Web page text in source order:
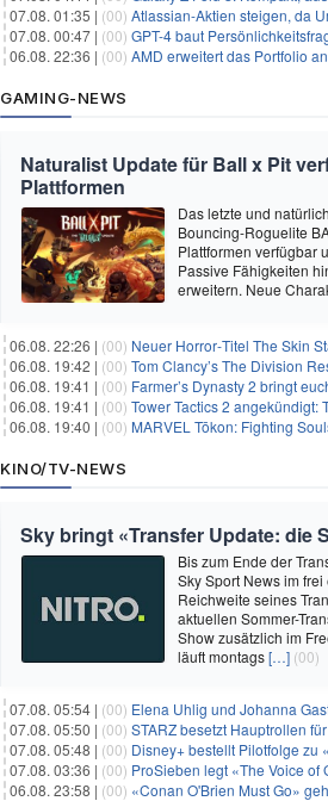
07.08. 01:35 | (00) Atlassian-Aktien steigen, da
07.08. 00:47 | (00) GPT-4 baut
06.08. 22:36 | (00) AMD erweitert das Portfolio
GAMING-NEWS
Naturalist Update für Ball x Pit
Plattformen
Das letzte und
Bouncing-Roguelite
Plattformen verfügbar
Passive Fähigkeiten
erweitern. Neue
06.08. 22:26 | (00) Neuer Horror‑Titel The Skin
06.08. 19:42 | (00) Tom Clancy’s The Division
06.08. 19:41 | (00) Farmer’s Dynasty 2 bringt
06.08. 19:41 | (00) Tower Tactics 2 angekündigt:
06.08. 19:40 | (00) MARVEL Tōkon: Fighting
KINO/TV-NEWS
Sky bringt «Transfer Update: die
Bis zum Ende der
Sky Sport News im
Reichweite seines
aktuellen Sommer-
Show zusätzlich im
läuft montags[…] (00)
07.08. 05:54 | (00) Elena Uhlig und Johanna
07.08. 05:50 | (00) STARZ besetzt Hauptrollen
07.08. 05:48 | (00) Disney+ bestellt Pilotfolge zu
07.08. 03:36 | (00) ProSieben legt «The Voice of
06.08. 23:58 | (00) «Conan O'Brien Must Go»